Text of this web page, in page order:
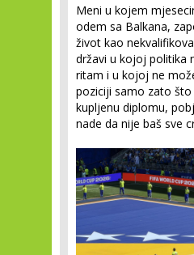
Meni u kojem
odem sa Balkana,
život kao
državi u kojoj politika
ritam i u kojoj ne
poziciji samo zato što
kupljenu diplomu,
nade da nije baš sve